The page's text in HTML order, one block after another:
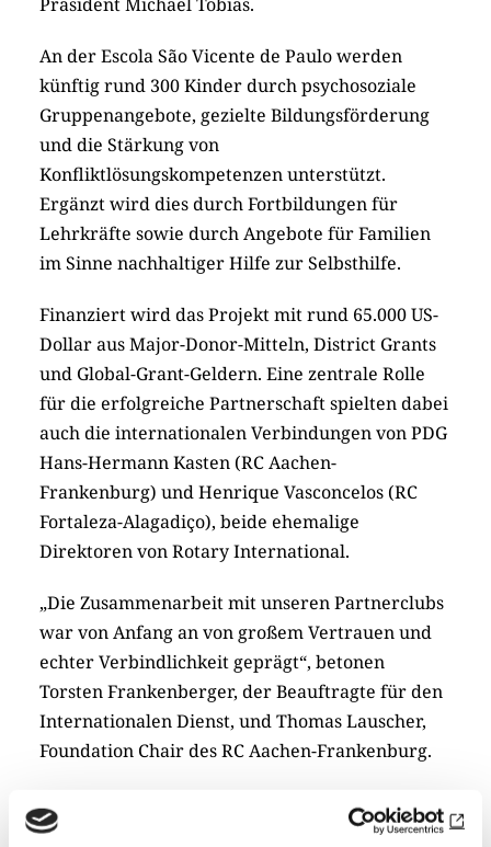
An der Escola São Vicente de Paulo werden
künftig rund 300 Kinder durch psychosoziale
Gruppenangebote, gezielte Bildungsförderung
und die Stärkung von
Konfliktlösungskompetenzen unterstützt.
Ergänzt wird dies durch Fortbildungen für
Lehrkräfte sowie durch Angebote für Familien
im Sinne nachhaltiger Hilfe zur Selbsthilfe.
Finanziert wird das Projekt mit rund 65.000 US-
Dollar aus Major-Donor-Mitteln, District Grants
und Global-Grant-Geldern. Eine zentrale Rolle
für die erfolgreiche Partnerschaft spielten dabei
auch die internationalen Verbindungen von PDG
Hans-Hermann Kasten (RC Aachen-
Frankenburg) und Henrique Vasconcelos (RC
Fortaleza-Alagadiço), beide ehemalige
Direktoren von Rotary International.
„Die Zusammenarbeit mit unseren Partnerclubs
war von Anfang an von großem Vertrauen und
echter Verbindlichkeit geprägt“, betonen
Torsten Frankenberger, der Beauftragte für den
Internationalen Dienst, und Thomas Lauscher,
Foundation Chair des RC Aachen-Frankenburg.
Das Projekt in Fortaleza zeigt eindrucksvoll, was
„Rotary in Action“ bedeutet: internationale